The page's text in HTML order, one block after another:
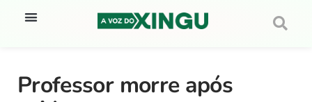
Professor morre após